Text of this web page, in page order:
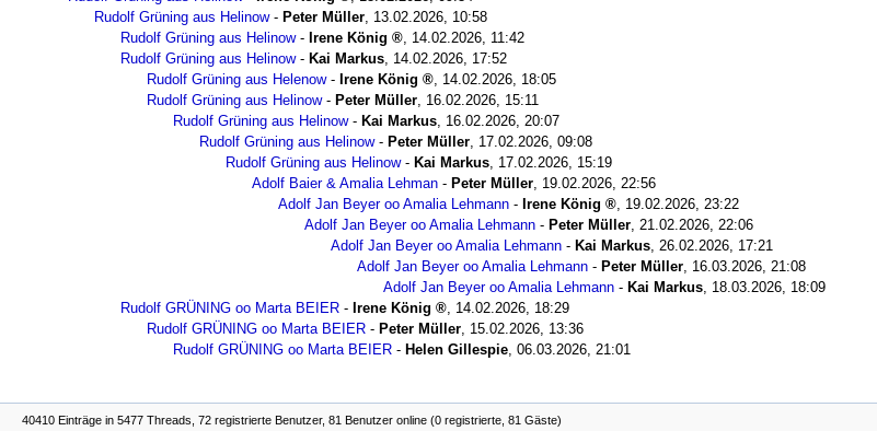
Rudolf Grüning aus Helinow- Peter Müller 13.02.2026, 10:58
Rudolf Grüning aus Helinow- Irene König
14.02.2026, 11:42
Rudolf Grüning aus Helinow- Kai Markus 14.02.2026, 17:52
Rudolf Grüning aus Helenow- Irene König
14.02.2026, 18:05
Rudolf Grüning aus Helinow- Peter Müller 16.02.2026, 15:11
Rudolf Grüning aus Helinow- Kai Markus 16.02.2026, 20:07
Rudolf Grüning aus Helinow- Peter Müller 17.02.2026, 09:08
Rudolf Grüning aus Helinow- Kai Markus 17.02.2026, 15:19
Adolf Baier & Amalia Lehman - Peter Müller 19.02.2026, 22:56
Adolf Jan Beyer oo Amalia Lehmann - Irene König
19.02.2026, 23:22
Adolf Jan Beyer oo Amalia Lehmann - Peter Müller 21.02.2026, 22:06
Adolf Jan Beyer oo Amalia Lehmann - Kai Markus 26.02.2026, 17:21
Adolf Jan Beyer oo Amalia Lehmann - Peter Müller 16.03.2026, 21:08
Adolf Jan Beyer oo Amalia Lehmann - Kai Markus 18.03.2026, 18:09
Rudolf GRÜNING oo Marta BEIER - Irene König
14.02.2026, 18:29
Rudolf GRÜNING oo Marta BEIER - Peter Müller 15.02.2026, 13:36
Rudolf GRÜNING oo Marta BEIER - Helen Gillespie 06.03.2026, 21:01
40410 Einträge in 5477 Threads, 72 registrierte Benutzer, 81 Benutzer online (0 registrierte, 81 Gäste)